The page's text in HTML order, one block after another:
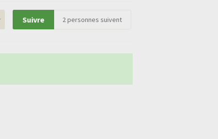
Suivre 2personnes suivent